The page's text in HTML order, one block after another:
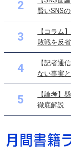
2
賢いSNS
3
【コラム
敗戦を反
4
【記者通
ない事実
5
【論考】
徹底解説